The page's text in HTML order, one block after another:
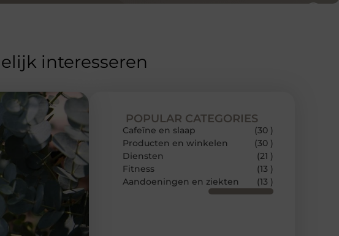
interesseren
POPULAR CATEGORIES
Cafeïne en slaap
(30 )
Producten en winkelen
(30 )
Diensten
(21 )
Fitness
(13 )
Aandoeningen en ziekten
(13 )